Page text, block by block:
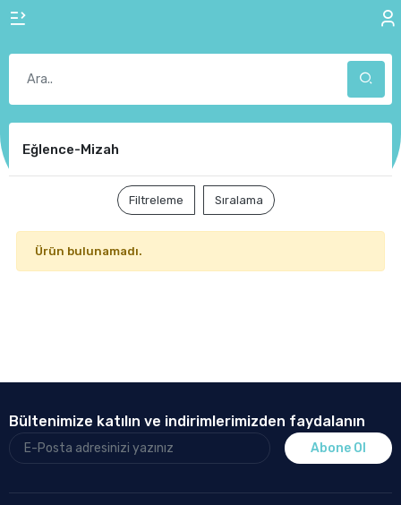
Eğlence-Mizah
Filtreleme Sıralama
Ürün bulunamadı.
Bültenimize katılın ve indirimlerimizden faydalanın
Abone Ol